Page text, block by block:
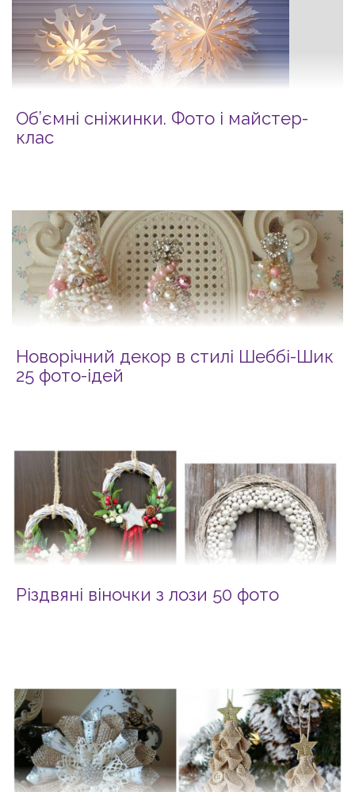
Об’ємні сніжинки. Фото і майcтер-
клас
Новорічний декор в стилі Шеббі-Шик
25 фото-ідей
Різдвяні віночки з лози 50 фото